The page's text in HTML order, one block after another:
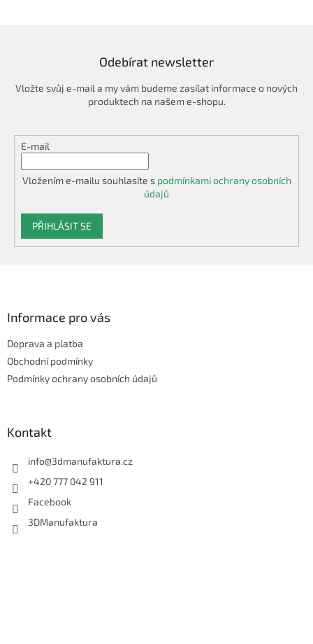
Odebírat newsletter
Vložte svůj e-mail a my vám budeme zasílat informace o nových
produktech na našem e-shopu.
E-mail
Vložením e-mailu souhlasíte s podmínkami ochrany osobních
údajů
PŘIHLÁSIT SE
Informace pro vás
Doprava a platba
Obchodní podmínky
Podmínky ochrany osobních údajů
Kontakt
info@3dmanufaktura.cz
+420 777 042 911
Facebook
3DManufaktura